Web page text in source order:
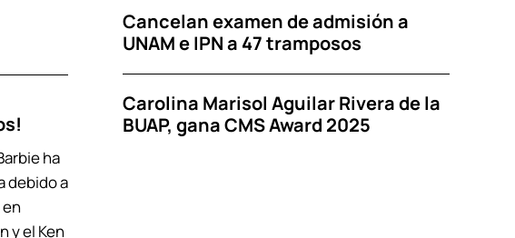
ha
debido a
y el Ken
Cancelan examen de admisión a
UNAM e IPN a 47 tramposos
Carolina Marisol Aguilar Rivera de la
BUAP, gana CMS Award 2025